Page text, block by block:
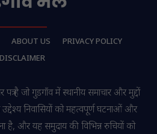
ABOUT US
PRIVACY POLICY
DISCLAIMER
है जो गुडगाँव में स्थानीय समाचार और मुद्दों
निवासियों को महत्वपूर्ण घटनाओं और
है, और यह समुदाय की विभिन्न रुचियों को